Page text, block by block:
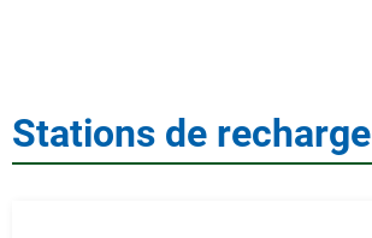
Stations de recharge